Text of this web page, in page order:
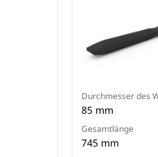
Durchmesser des
85 mm
Gesamtlänge
745 mm